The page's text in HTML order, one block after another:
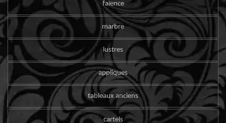
faïence
marbre
lustres
appliques
tableaux anciens
cartels